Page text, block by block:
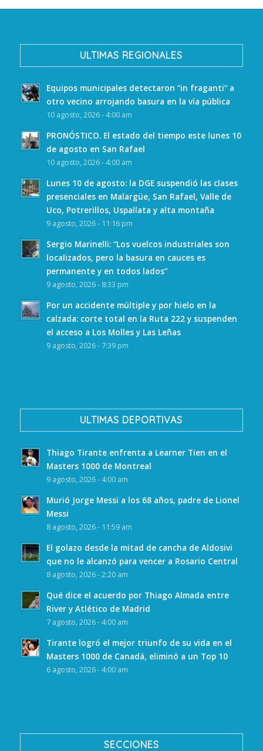
ULTIMAS REGIONALES
Equipos municipales detectaron “in fraganti” a
otro vecino arrojando basura en la vía pública
10 agosto, 2026 - 4:00 am
PRONÓSTICO. El estado del tiempo este lunes 10
de agosto en San Rafael
10 agosto, 2026 - 4:00 am
Lunes 10 de agosto: la DGE suspendió las clases
presenciales en Malargüe, San Rafael, Valle de
Uco, Potrerillos, Uspallata y alta montaña
9 agosto, 2026 - 11:16 pm
Sergio Marinelli: “Los vuelcos industriales son
localizados, pero la basura en cauces es
permanente y en todos lados”
9 agosto, 2026 - 8:33 pm
Por un accidente múltiple y por hielo en la
calzada: corte total en la Ruta 222 y suspenden
el acceso a Los Molles y Las Leñas
9 agosto, 2026 - 7:39 pm
ULTIMAS DEPORTIVAS
Thiago Tirante enfrenta a Learner Tien en el
Masters 1000 de Montreal
9 agosto, 2026 - 4:00 am
Murió Jorge Messi a los 68 años, padre de Lionel
Messi
8 agosto, 2026 - 11:59 am
El golazo desde la mitad de cancha de Aldosivi
que no le alcanzó para vencer a Rosario Central
8 agosto, 2026 - 2:20 am
Qué dice el acuerdo por Thiago Almada entre
River y Atlético de Madrid
7 agosto, 2026 - 4:00 am
Tirante logró el mejor triunfo de su vida en el
Masters 1000 de Canadá, eliminó a un Top 10
6 agosto, 2026 - 4:00 am
SECCIONES